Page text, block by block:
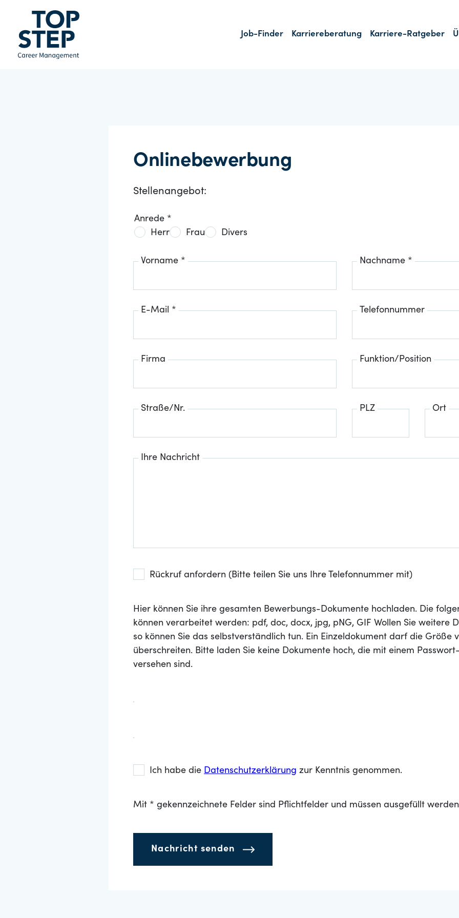
Job-Finder Karriereberatung Karriere-Ratgeber
Onlinebewerbung
Stellenangebot:
Anrede *
Herr
Frau Divers
Vorname * Nachname *
E-Mail * Telefonnummer
Firma Funktion/Position
Straße/Nr. PLZ Ort
Ihre Nachricht
Rückruf anfordern (Bitte teilen Sie uns Ihre Telefonnummer mit)
Hier können Sie ihre gesamten Bewerbungs-Dokumente hochladen. Die
können verarbeitet werden: pdf, doc, docx, jpg, pNG, GIF Wollen Sie weitere
so können Sie das selbstverständlich tun. Ein Einzeldokument darf die Größe
überschreiten. Bitte laden Sie keine Dokumente hoch, die mit einem
versehen sind.
Ich habe die Datenschutzerklärung zur Kenntnis genommen.
Mit * gekennzeichnete Felder sind Pflichtfelder und müssen ausgefüllt
Nachricht senden